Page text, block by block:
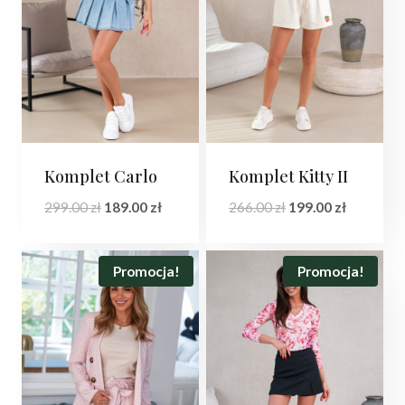
Komplet Carlo
299.00zł Pierwotna
wynosiła:
299.00 zł.
189.00 złAktualna
wynosi:
189.00 zł.
Komplet Kitty II
266.00zł Pierwotna
wynosiła:
266.00 zł.
199.00 złAktualna
wynosi:
199.00 zł.
Promocja! Promocja!